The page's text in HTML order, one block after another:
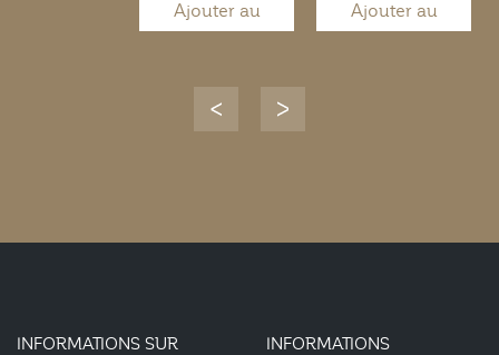
Ajouter au
Ajouter au
INFORMATIONS SUR
INFORMATIONS